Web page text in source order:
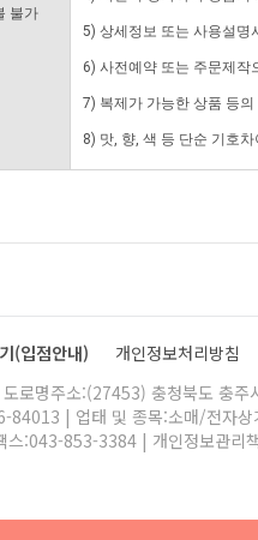
불가
5) 상세정보 또는 사용설명
6) 사전예약 또는 주문제작
7) 복제가 가능한 상품 등
8) 맛, 향, 색 등 단순 기호
(입점안내) 개인정보처리방침
로명주소:(27453) 충청북도 충
84013 | 업태 및 종목:소매/전자
스:043-853-3384 | 개인정보관리